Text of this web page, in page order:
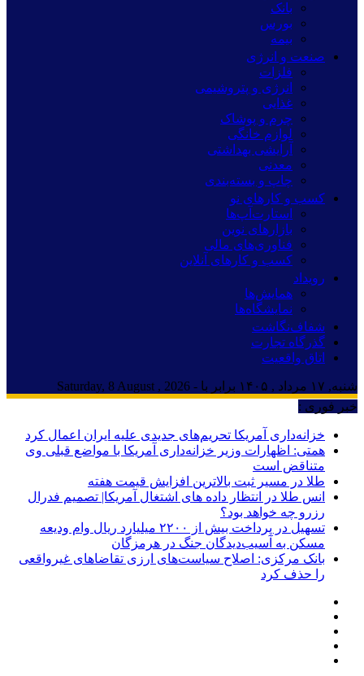
بانک
بورس
بیمه
صنعت و انرژی
فلزات
انرژی و پتروشیمی
غذایی
چرم و پوشاک
لوازم خانگی
آرایشی بهداشتی
معدنی
چاپ و بسته‌بندی
کسب و کارهای نو
استارت‌آپ‌ها
بازارهای نوین
فناوری‌های مالی
کسب و کارهای آنلاین
رویداد
همایش‌ها
نمایشگاه‌ها
شفاف‌نگاشت
گذرگاه تجارت
اتاق واقعیت
شنبه, ۱۷ مرداد , ۱۴۰۵ برابر با - Saturday, 8 August , 2026
خبر فوری :
خزانه‌داری آمریکا تحریم‌های جدیدی علیه ایران اعمال کرد
همتی: اظهارات وزیر خزانه‌داری آمریکا با مواضع قبلی وی
متناقض است
طلا در مسیر ثبت بالاترین افزایش قیمت هفته
انس طلا در انتظار داده های اشتغال آمریکا| تصمیم فدرال
رزرو چه خواهد بود؟
تسهیل در پرداخت بیش از ۲۲۰۰ میلیارد ریال وام ودیعه
مسکن به آسیب‌دیدگان جنگ در هرمزگان
بانک مرکزی: اصلاح سیاست‌های ارزی تقاضاهای غیرواقعی
را حذف کرد